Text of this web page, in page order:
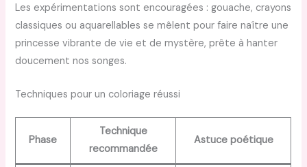
Les expérimentations sont encouragées : gouache, crayons
classiques ou aquarellables se mêlent pour faire naître une
princesse vibrante de vie et de mystère, prête à hanter
doucement nos songes.
Techniques pour un coloriage réussi
Phase
Technique
recommandée
Astuce poétique